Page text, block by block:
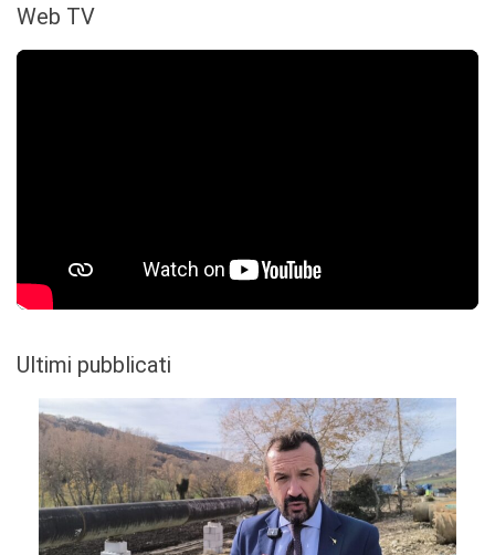
Web TV
Ultimi pubblicati